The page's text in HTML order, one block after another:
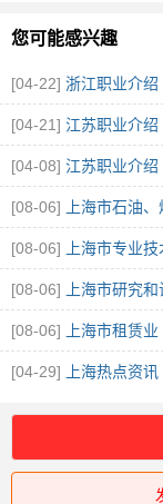
您可能感兴趣
[04-22] 浙江职业介绍
[04-21] 江苏职业介绍
[04-08] 江苏职业介绍
[08-06] 上海市石油
司[08-06] 上海市专业
[08-06] 上海市研究
[08-06] 上海市租赁业
[04-29] 上海热点资讯